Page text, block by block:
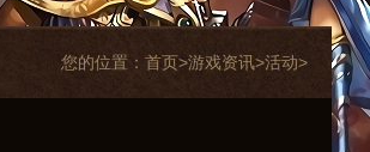
您的位置： 首页>游戏资讯>活动>